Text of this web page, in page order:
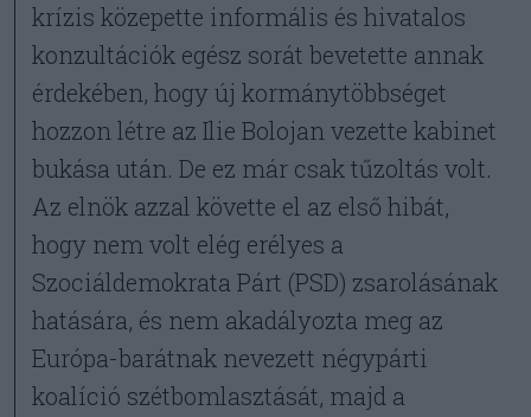
krízis közepette informális és hivatalos
konzultációk egész sorát bevetette annak
érdekében, hogy új kormánytöbbséget
hozzon létre az Ilie Bolojan vezette kabinet
bukása után. De ez már csak tűzoltás volt.
Az elnök azzal követte el az első hibát,
hogy nem volt elég erélyes a
Szociáldemokrata Párt (PSD) zsarolásának
hatására, és nem akadályozta meg az
Európa-barátnak nevezett négypárti
koalíció szétbomlasztását, majd a